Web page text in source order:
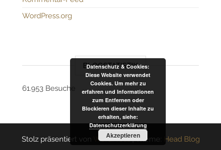
WordPress.org
BLOGSTATISTIK
61.953 Besuche
Stolz präsentiert von WordPress |Theme: Head Blog
Datenschutz & Cookies:
Diese Website verwendet
Cookies. Um mehr zu
erfahren und Informationen
zum Entfernen oder
Blockieren dieser Inhalte zu
erhalten, siehe:
Datenschutzerklärung
Akzeptieren